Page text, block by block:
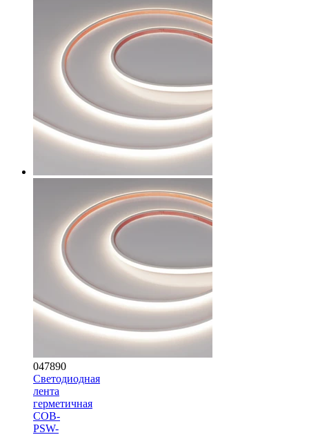
047890
Светодиодная
лента
герметичная
COB-
PSW-